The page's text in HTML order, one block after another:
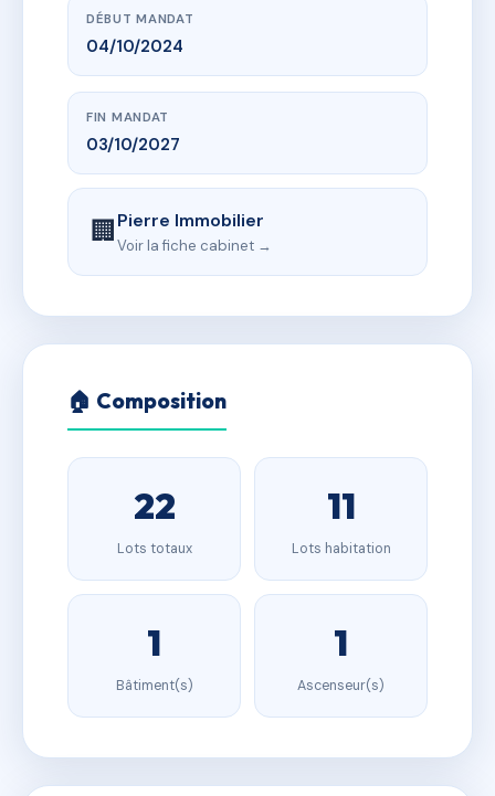
DÉBUT MANDAT
04/10/2024
FIN MANDAT
03/10/2027
🏢Pierre Immobilier
Voir la fiche cabinet →
🏠 Composition
22
Lots totaux
11
Lots habitation
1
Bâtiment(s)
1
Ascenseur(s)